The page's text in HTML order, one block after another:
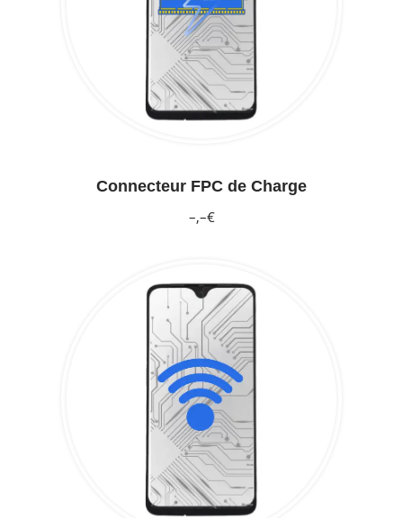
Connecteur FPC de Charge
–,–€